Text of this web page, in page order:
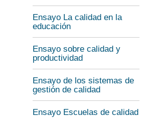
Ensayo La calidad en la
educación
Ensayo sobre calidad y
productividad
Ensayo de los sistemas de
gestión de calidad
Ensayo Escuelas de calidad